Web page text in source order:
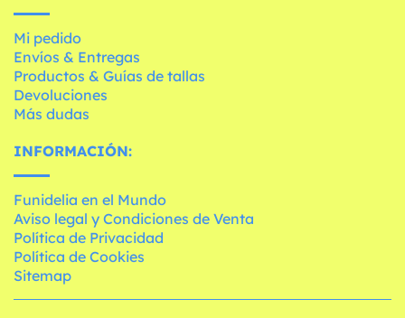
Mi pedido
Envíos & Entregas
Productos & Guías de tallas
Devoluciones
Más dudas
INFORMACIÓN:
Funidelia en el Mundo
Aviso legal y Condiciones de Venta
Política de Privacidad
Política de Cookies
Sitemap